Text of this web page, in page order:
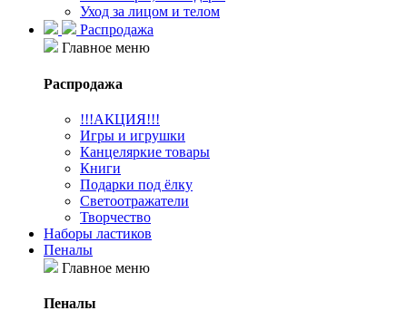
Уход за лицом и телом
Распродажа
Главное меню
Распродажа
!!!АКЦИЯ!!!
Игры и игрушки
Канцеляркие товары
Книги
Подарки под ёлку
Светоотражатели
Творчество
Наборы ластиков
Пеналы
Главное меню
Пеналы